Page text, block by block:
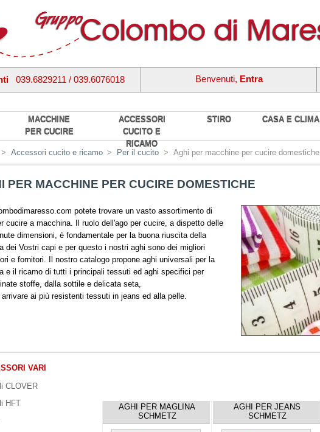
MACCHINE
PER CUCIRE
ACCESSORI
CUCITO E
RICAMO
STIRO CASA E CLIMA
039.6829211 / 039.6076018 Benvenuti, Entra
> Accessori cucito e ricamo > Per il cucito > Aghi per macchine per cucire domestiche
PER MACCHINE PER CUCIRE DOMESTICHE
potete trovare un vasto assortimento di
cucire a macchina. Il ruolo dell'ago per cucire, a dispetto delle
dimensioni, è fondamentale per la buona riuscita della
dei Vostri capi e per questo i nostri aghi sono dei migliori
e fornitori. Il nostro catalogo propone aghi universali per la
e il ricamo di tutti i principali tessuti ed aghi specifici per
stoffe, dalla sottile e delicata seta,
ai più resistenti tessuti in jeans ed alla pelle.
VARI
CLOVER
HFT
AGHI PER MAGLINA
SCHMETZ
AGHI PER JEANS
SCHMETZ